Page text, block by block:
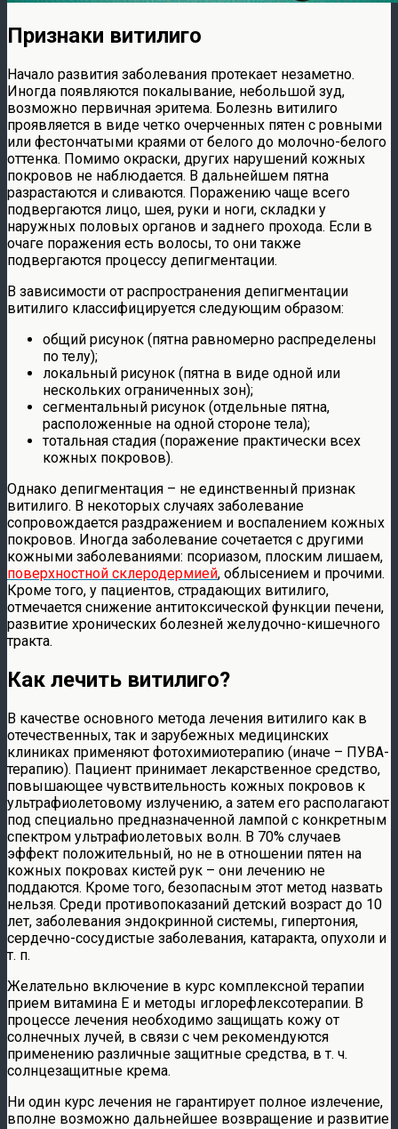
Признаки витилиго
Начало развития заболевания протекает незаметно.
Иногда появляются покалывание, небольшой зуд,
возможно первичная эритема. Болезнь витилиго
проявляется в виде четко очерченных пятен с ровными
или фестончатыми краями от белого до молочно-белого
оттенка. Помимо окраски, других нарушений кожных
покровов не наблюдается. В дальнейшем пятна
разрастаются и сливаются. Поражению чаще всего
подвергаются лицо, шея, руки и ноги, складки у
наружных половых органов и заднего прохода. Если в
очаге поражения есть волосы, то они также
подвергаются процессу депигментации.
В зависимости от распространения депигментации
витилиго классифицируется следующим образом:
общий рисунок (пятна равномерно распределены
по телу);
локальный рисунок (пятна в виде одной или
нескольких ограниченных зон);
сегментальный рисунок (отдельные пятна,
расположенные на одной стороне тела);
тотальная стадия (поражение практически всех
кожных покровов).
Однако депигментация – не единственный признак
витилиго. В некоторых случаях заболевание
сопровождается раздражением и воспалением кожных
покровов. Иногда заболевание сочетается с другими
кожными заболеваниями: псориазом, плоским лишаем,
поверхностной склеродермией, облысением и прочими.
Кроме того, у пациентов, страдающих витилиго,
отмечается снижение антитоксической функции печени,
развитие хронических болезней желудочно-кишечного
тракта.
Как лечить витилиго?
В качестве основного метода лечения витилиго как в
отечественных, так и зарубежных медицинских
клиниках применяют фотохимиотерапию (иначе – ПУВА-
терапию). Пациент принимает лекарственное средство,
повышающее чувствительность кожных покровов к
ультрафиолетовому излучению, а затем его располагают
под специально предназначенной лампой с конкретным
спектром ультрафиолетовых волн. В 70% случаев
эффект положительный, но не в отношении пятен на
кожных покровах кистей рук – они лечению не
поддаются. Кроме того, безопасным этот метод назвать
нельзя. Среди противопоказаний детский возраст до 10
лет, заболевания эндокринной системы, гипертония,
сердечно-сосудистые заболевания, катаракта, опухоли и
т. п.
Желательно включение в курс комплексной терапии
прием витамина Е и методы иглорефлексотерапии. В
процессе лечения необходимо защищать кожу от
солнечных лучей, в связи с чем рекомендуются
применению различные защитные средства, в т. ч.
солнцезащитные крема.
Ни один курс лечения не гарантирует полное излечение,
вполне возможно дальнейшее возвращение и развитие